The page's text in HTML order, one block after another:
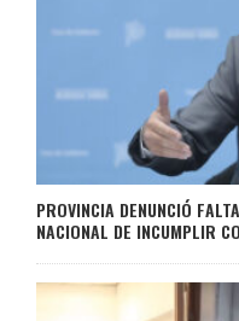
PROVINCIA DENUNCIÓ
NACIONAL DE INCUMPLIR